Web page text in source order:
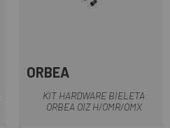
ORBEA
KIT HARDWARE BIELETA
ORBEA OIZ H/OMR/OMX